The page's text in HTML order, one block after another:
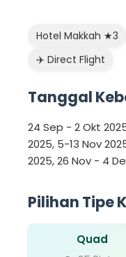
Hotel Makkah ★3
✈️ Direct Flight
Tanggal
24 Sep - 2 Okt
2025, 5-13 Nov
2025, 26 Nov - 4
Pilihan Tipe
Quad